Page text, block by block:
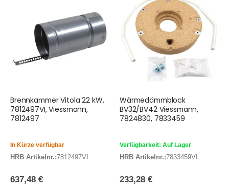
Brennkammer Vitola 22 kW,
7812497VI, Viessmann,
7812497
In Kürze verfügbar
HRB Artikelnr.:7812497VI
637,48 €
Wärmedämmblock
BV32/BV42 Viessmann,
7824830, 7833459
Verfügbarkeit: Auf Lager
HRB Artikelnr.:7833459VI
233,28 €